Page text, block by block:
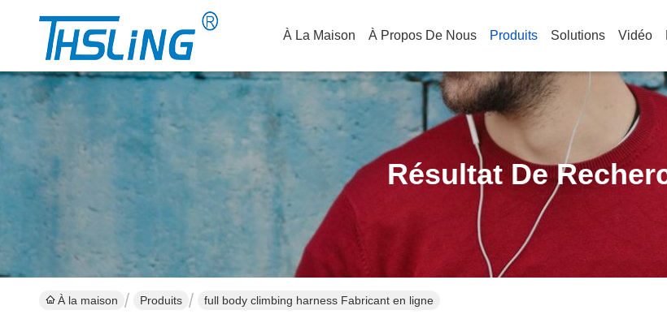
À La Maison À Propos De Nous Produits Solutions Vidéo
Résultat De
À la maison Produits full body climbing harness Fabricant en ligne